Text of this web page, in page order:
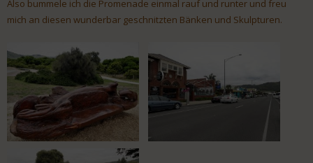
Also bummele ich die Promenade einmal rauf und runter und freu
mich an diesen wunderbar geschnitzten Bänken und Skulpturen.